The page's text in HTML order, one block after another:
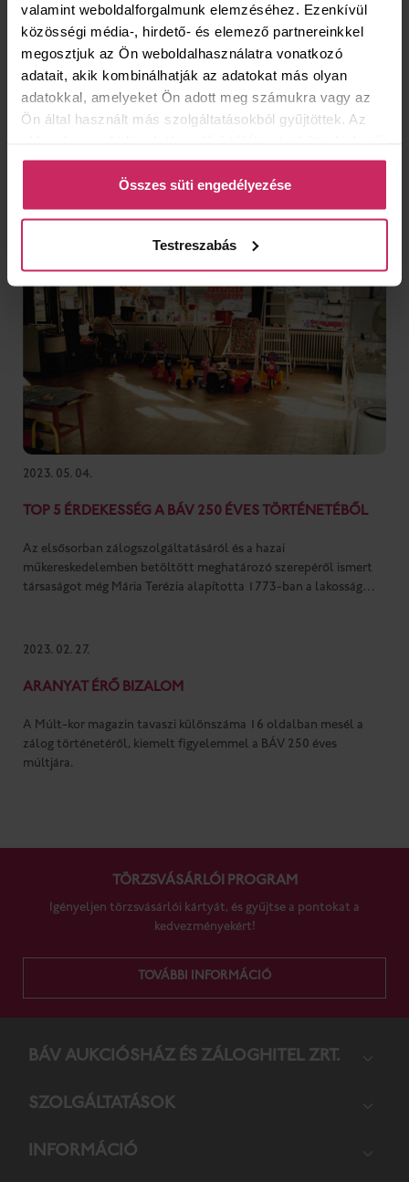
valamint weboldalforgalmunk elemzéséhez. Ezenkívül
közösségi média-, hirdető- és elemező partnereinkkel
megosztjuk az Ön weboldalhasználatra vonatkozó
adatait, akik kombinálhatják az adatokat más olyan
adatokkal, amelyeket Ön adott meg számukra vagy az
Ön által használt más szolgáltatásokból gyűjtöttek. Az
Összes süti engedélyezése
Testreszabás
HIVATALOSAN IS MEGNYITOTTA KAPUIT A BÁV 250
ÉVÉT FELDOLGOZÓ KIÁLLÍTÁS
A Vendéglátóipari Múzeum szervezésében május 11-én hivatalos
keretek között is megnyitotta kapuit „Ha a tárgyak mesélni
2023. 05. 04.
TOP 5 ÉRDEKESSÉG A BÁV 250 ÉVES TÖRTÉNETÉBŐL
Az elsősorban zálogszolgáltatásáról és a hazai
műkereskedelemben betöltött meghatározó szerepéről ismert
társaságot még Mária Terézia alapította 1773-ban a lakosság
illetve az aranytömbök és -ékszerek értékesítése ma már
hogy az egyes korokban mi számíthatott értéknek. A BÁV hazánk
melynek elmúlt 250 évéről május 11-én a Magyar Kereskedelmi
és Vendéglátóipari Múzeumban nyílik kiállítás.
2023. 02. 27.
ARANYAT ÉRŐ BIZALOM
A Múlt-kor magazin tavaszi különszáma 16 oldalban mesél a
zálog történetéről, kiemelt figyelemmel a BÁV 250 éves
múltjára.
TÖRZSVÁSÁRLÓI PROGRAM
Igényeljen törzsvásárlói kártyát, és gyűjtse a pontokat a
kedvezményekért!
TOVÁBBI INFORMÁCIÓ
BÁV AUKCIÓS­HÁZ ÉS ZÁLOG­HITEL ZRT.
SZOL­GÁL­TA­TÁ­SOK
INFORMÁCIÓ